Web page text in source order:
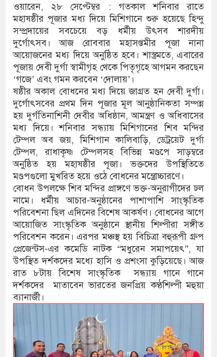
ওয়ারেন, ২৮ সেপ্টেম্বর : গতকাল শনিবার রাতে
মহাষষ্ঠীর পূজার মধ্য দিয়ে মিশিগানে শুরু হয়েছে হিন্দু
সম্প্রদায়ের সবচেয়ে বড় ধর্মীয় উৎসব শারদীয়
দুর্গোৎসব। আজ রোববার মহাসপ্তমীর পূজা নানা
আয়োজনের মধ্য দিয়ে অনুষ্ঠিত হবে। শাস্ত্রমতে, এবারের
পূজায় দেবী দুর্গা স্বামীগৃহ থেকে পিতৃগৃহে আগমন করছেন
‘গজে’ এবং গমন করবেন ‘দোলায়’।
ষষ্ঠীর অকাল বোধনের মধ্য দিয়ে জাগ্রত হন দেবী দুর্গা।
দুর্গোৎসবের প্রথম দিন পূজার মূল আনুষ্ঠানিকতা সম্পন্ন
হয় দুর্গতিনাশিনী দেবীর অধিষ্ঠান, আমন্ত্রণ ও অধিবাসের
মধ্য দিয়ে। শনিবার সন্ধ্যায় মিশিগানের শিব মন্দির
টেম্পল অব জয়, মিশিগান কালিবাড়ি, ডেট্রয়েট দুর্গা
টেম্পল, রাধাকৃষ্ণ টেম্পলসহ বিভিন্ন মণ্ডপে সাড়ম্বরে
অনুষ্ঠিত হয় মহাষষ্ঠীর পূজা। ভক্তদের উপস্থিতিতে
মণ্ডপগুলো মুখরিত হয়ে ওঠে বোধনের মন্ত্রোচ্চারণে।
বোধন উপলক্ষে শিব মন্দির প্রাঙ্গণে ভক্ত-অনুরাগীদের ঢল
নামে। ধর্মীয় আচার-অনুষ্ঠানের পাশাপাশি সাংস্কৃতিক
পরিবেশনা ছিল এদিনের বিশেষ আকর্ষণ। বোধনের আগে
আয়োজিত সাংস্কৃতিক অনুষ্ঠানে স্থানীয় শিল্পীরা সঙ্গীত
পরিবেশন করেন। এরপর মঞ্চস্থ হয় বিচিত্রা বহুরূপী গ্রুপ
প্রেজেন্টস-এর কমেডি নাটক “মধুরেন সমাপয়েৎ”, যা
উপস্থিত দর্শকদের মধ্যে হাসি ও প্রশংসা কুড়িয়েছে। আজ
রাত ৮টায় বিশেষ সাংস্কৃতিক সন্ধ্যায় গানে গানে
দর্শকদের মাতাবেন ভারতের জনপ্রিয় কণ্ঠশিল্পী মহুয়া
ব্যানার্জী।